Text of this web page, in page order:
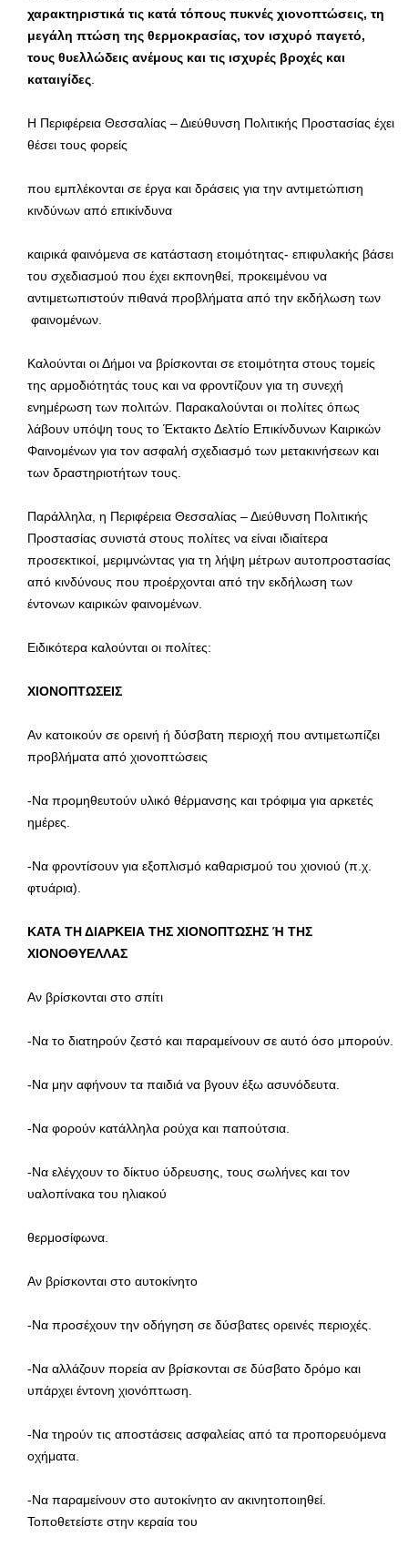
χαρακτηριστικά τις κατά τόπους πυκνές χιονοπτώσεις, τη
μεγάλη πτώση της θερμοκρασίας, τον ισχυρό παγετό,
τους θυελλώδεις ανέμους και τις ισχυρές βροχές και
καταιγίδες
Η Περιφέρεια Θεσσαλίας – Διεύθυνση Πολιτικής Προστασίας έχει
θέσει τους φορείς
που εμπλέκονται σε έργα και δράσεις για την αντιμετώπιση
κινδύνων από επικίνδυνα
καιρικά φαινόμενα σε κατάσταση ετοιμότητας- επιφυλακής βάσει
του σχεδιασμού που έχει εκπονηθεί, προκειμένου να
αντιμετωπιστούν πιθανά προβλήματα από την εκδήλωση των
φαινομένων.
Καλούνται οι Δήμοι να βρίσκονται σε ετοιμότητα στους τομείς
της αρμοδιότητάς τους και να φροντίζουν για τη συνεχή
ενημέρωση των πολιτών. Παρακαλούνται οι πολίτες όπως
λάβουν υπόψη τους το Έκτακτο Δελτίο Επικίνδυνων Καιρικών
Φαινομένων για τον ασφαλή σχεδιασμό των μετακινήσεων και
των δραστηριοτήτων τους.
Παράλληλα, η Περιφέρεια Θεσσαλίας – Διεύθυνση Πολιτικής
Προστασίας συνιστά στους πολίτες να είναι ιδιαίτερα
προσεκτικοί, μεριμνώντας για τη λήψη μέτρων αυτοπροστασίας
από κινδύνους που προέρχονται από την εκδήλωση των
έντονων καιρικών φαινομένων.
Ειδικότερα καλούνται οι πολίτες:
ΧΙΟΝΟΠΤΩΣΕΙΣ
Αν κατοικούν σε ορεινή ή δύσβατη περιοχή που αντιμετωπίζει
προβλήματα από χιονοπτώσεις
-Να προμηθευτούν υλικό θέρμανσης και τρόφιμα για αρκετές
ημέρες.
-Να φροντίσουν για εξοπλισμό καθαρισμού του χιονιού (π.χ.
φτυάρια).
ΚΑΤΑ ΤΗ ΔΙΑΡΚΕΙΑ ΤΗΣ ΧΙΟΝΟΠΤΩΣΗΣ Ή ΤΗΣ
ΧΙΟΝΟΘΥΕΛΛΑΣ
Αν βρίσκονται στο σπίτι
-Να το διατηρούν ζεστό και παραμείνουν σε αυτό όσο μπορούν.
-Να μην αφήνουν τα παιδιά να βγουν έξω ασυνόδευτα.
-Να φορούν κατάλληλα ρούχα και παπούτσια.
-Να ελέγχουν το δίκτυο ύδρευσης, τους σωλήνες και τον
υαλοπίνακα του ηλιακού
θερμοσίφωνα.
Αν βρίσκονται στο αυτοκίνητο
-Να προσέχουν την οδήγηση σε δύσβατες ορεινές περιοχές.
-Να αλλάζουν πορεία αν βρίσκονται σε δύσβατο δρόμο και
υπάρχει έντονη χιονόπτωση.
-Να τηρούν τις αποστάσεις ασφαλείας από τα προπορευόμενα
οχήματα.
-Να παραμείνουν στο αυτοκίνητο αν ακινητοποιηθεί.
Τοποθετείστε στην κεραία του